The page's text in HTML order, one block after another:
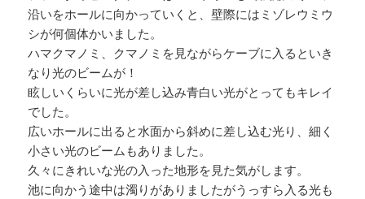
沿いをホールに向かっていくと、壁際にはミゾレウミウ
シが何個体かいました。
ハマクマノミ、クマノミを見ながらケーブに入るといき
なり光のビームが！
眩しいくらいに光が差し込み青白い光がとってもキレイ
でした。
広いホールに出ると水面から斜めに差し込む光り、細く
小さい光のビームもありました。
久々にきれいな光の入った地形を見た気がします。
池に向かう途中は濁りがありましたがうっすら入る光も